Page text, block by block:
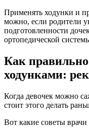
Применять ходунки и
можно, если родители
подготовленности
ортопедической
Как правильно
ходунками:
Когда девочек можно
стоит этого делать
Вот какие советы